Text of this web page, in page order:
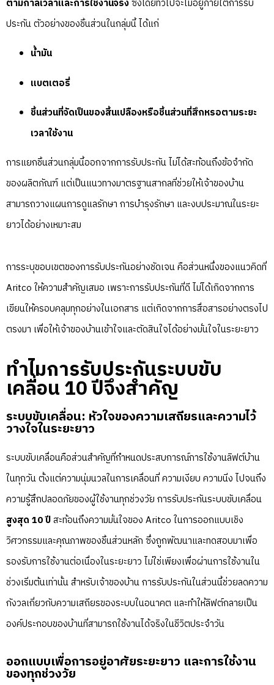
ตามกาลเวลาและการใช้งานจริงซึ่งโดยทั่วไปจะไม่อยู่ภายใต้การรับ
ประกัน ตัวอย่างของชิ้นส่วนในกลุ่มนี้ ได้แก่
น้ำมัน
แบตเตอรี่
ชิ้นส่วนที่จัดเป็นของสิ้นเปลืองหรือชิ้นส่วนที่สึกหรอตามระยะ
เวลาใช้งาน
การแยกชิ้นส่วนกลุ่มนี้ออกจากการรับประกัน ไม่ได้สะท้อนถึงข้อจำกัด
ของผลิตภัณฑ์ แต่เป็นแนวทางมาตรฐานสากลที่ช่วยให้เจ้าของบ้าน
สามารถวางแผนการดูแลรักษา การบำรุงรักษา และงบประมาณในระยะ
ยาวได้อย่างเหมาะสม
การระบุขอบเขตของการรับประกันอย่างชัดเจน คือส่วนหนึ่งของแนวคิดที่
Aritco ให้ความสำคัญเสมอ เพราะการรับประกันที่ดี ไม่ได้เกิดจากการ
เขียนให้ครอบคลุมทุกอย่างในเอกสาร แต่เกิดจากการสื่อสารอย่างตรงไป
ตรงมา เพื่อให้เจ้าของบ้านเข้าใจและตัดสินใจได้อย่างมั่นใจในระยะยาว
ทำไมการรับประกันระบบขับ
เคลื่อน 10 ปีจึงสำคัญ
ระบบขับเคลื่อน: หัวใจของความเสถียรและความไว้
วางใจในระยะยาว
ระบบขับเคลื่อนคือส่วนสำคัญที่กำหนดประสบการณ์การใช้งานลิฟต์บ้าน
ในทุกวัน ตั้งแต่ความนุ่มนวลในการเคลื่อนที่ ความเงียบ ความนิ่ง ไปจนถึง
ความรู้สึกปลอดภัยของผู้ใช้งานทุกช่วงวัย การรับประกันระบบขับเคลื่อน
สูงสุด 10 ปีสะท้อนถึงความมั่นใจของ Aritco ในการออกแบบเชิง
วิศวกรรมและคุณภาพของชิ้นส่วนหลัก ซึ่งถูกพัฒนาและทดสอบมาเพื่อ
รองรับการใช้งานต่อเนื่องในระยะยาว ไม่ใช่เพียงเพื่อผ่านการใช้งานใน
ช่วงเริ่มต้นเท่านั้น สำหรับเจ้าของบ้าน การรับประกันในส่วนนี้ช่วยลดความ
กังวลเกี่ยวกับความเสถียรของระบบในอนาคต และทำให้ลิฟต์กลายเป็น
องค์ประกอบของบ้านที่สามารถใช้งานได้จริงในชีวิตประจำวัน
ออกแบบเพื่อการอยู่อาศัยระยะยาว และการใช้งาน
ของทุกช่วงวัย